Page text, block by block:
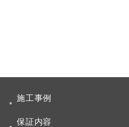
施工事例
保証内容